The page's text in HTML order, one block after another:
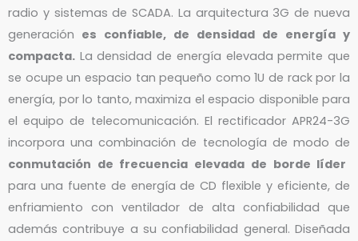
radio y sistemas de SCADA. La arquitectura 3G de nueva
generación es confiable, de densidad de energía y
compacta. La densidad de energía elevada permite que
se ocupe un espacio tan pequeño como 1U de rack por la
energía, por lo tanto, maximiza el espacio disponible para
el equipo de telecomunicación. El rectificador APR24-3G
incorpora una combinación de tecnología de modo de
conmutación de frecuencia elevada de borde líder
para una fuente de energía de CD flexible y eficiente, de
enfriamiento con ventilador de alta confiabilidad que
además contribuye a su confiabilidad general. Diseñada